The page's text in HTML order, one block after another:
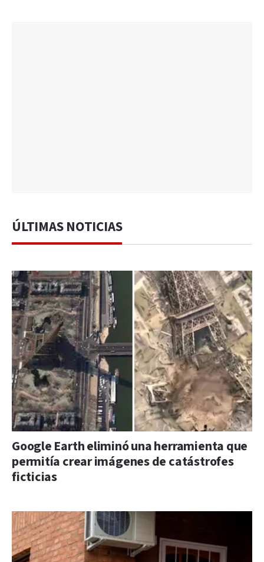
ÚLTIMAS NOTICIAS
Google Earth eliminó una herramienta que
permitía crear imágenes de catástrofes
ficticias